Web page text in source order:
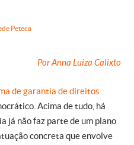
Peteca
Por Anna Luiza Calixto
de garantia de direitos
Acima de tudo, há
já não faz parte de um plano
concreta que envolve